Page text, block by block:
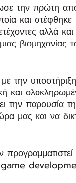
την πρώτη
και
αλλά
την
και
την παρουσία
μας και να
game